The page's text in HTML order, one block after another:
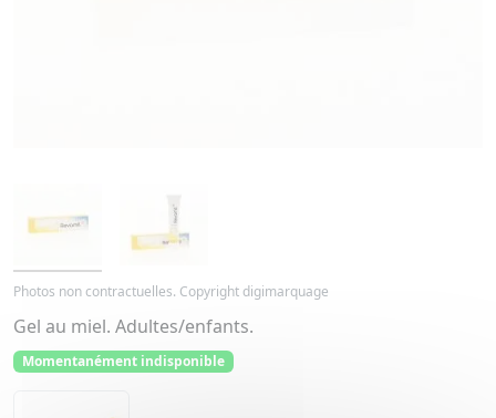
Photos non contractuelles. Copyright digimarquage
Gel au miel. Adultes/enfants.
Momentanément indisponible